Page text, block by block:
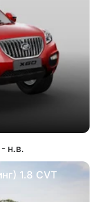
н.в.
1.8 CVT